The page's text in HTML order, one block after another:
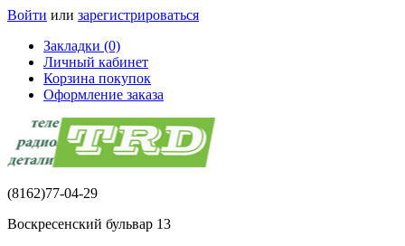
Войти или зарегистрироваться
Закладки (0)
Личный кабинет
Корзина покупок
Оформление заказа
(8162)77-04-29
Воскресенский бульвар 13